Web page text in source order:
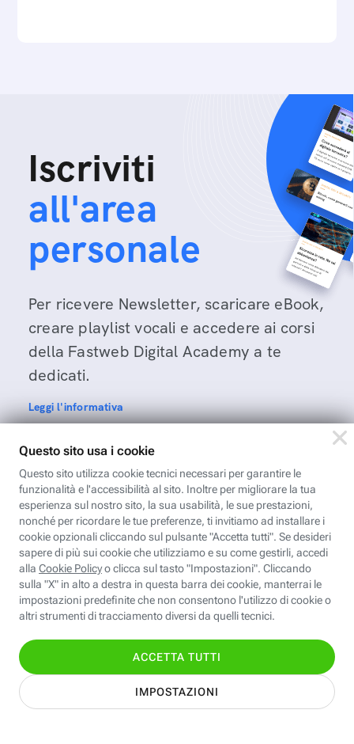
Iscriviti
all'area
personale
Per ricevere Newsletter, scaricare eBook,
creare playlist vocali e accedere ai corsi
della Fastweb Digital Academy a te
dedicati.
Leggi l'informativa
Nome
Cognome
Indirizzo email